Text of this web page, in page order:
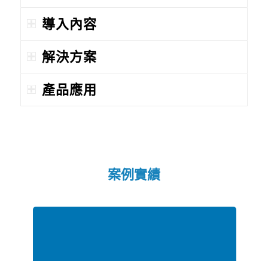
導入內容
解決方案
產品應用
案例實績